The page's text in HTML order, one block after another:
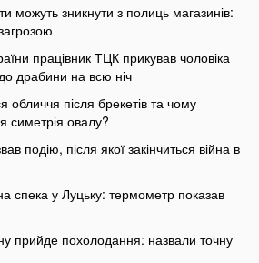
можуть зникнути з полиць магазинів:
працівник ТЦК прикував чоловіка
драбини на всю ніч
обличчя після брекетів та чому
симетрія овалу?
подію, після якої закінчиться війна в
спека у Луцьку: термометр показав
прийде похолодання: назвали точну